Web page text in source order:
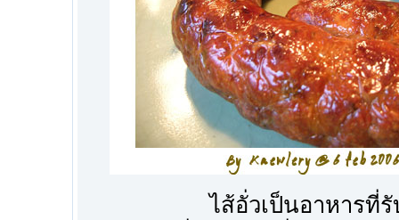
ไส้อั่วเป็นอาหารที่รับปร